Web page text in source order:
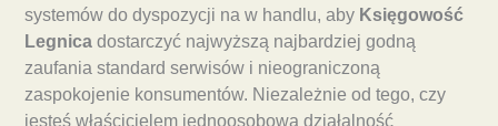
systemów do dyspozycji na w handlu, aby Księgowość
Legnica dostarczyć najwyższą najbardziej godną
zaufania standard serwisów i nieograniczoną
zaspokojenie konsumentów. Niezależnie od tego, czy
jesteś właścicielem jednoosobową działalność